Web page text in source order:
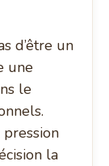
d’être un
une
le
la